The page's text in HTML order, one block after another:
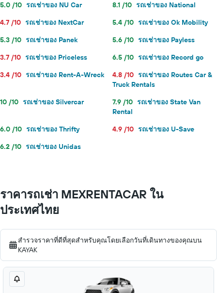
5.0 /10 รถเช่าของ NU Car 8.1 /10 รถเช่าของ National
4.7 /10 รถเช่าของ NextCar 5.4 /10 รถเช่าของ Ok Mobility
5.3 /10 รถเช่าของ Panek 5.6 /10 รถเช่าของ Payless
3.7 /10 รถเช่าของ Priceless 6.5 /10 รถเช่าของ Record go
3.4 /10 รถเช่าของ Rent-A-Wreck 4.8 /10 รถเช่าของ Routes Car &
Truck Rentals
10 /10 รถเช่าของ Silvercar 7.9 /10 รถเช่าของ State Van
Rental
6.0 /10 รถเช่าของ Thrifty 4.9 /10 รถเช่าของ U-Save
6.2 /10 รถเช่าของ Unidas
ราคารถเช่า MEXRENTACAR ใน
ประเทศไทย
สำรวจราคาที่ดีที่สุดสำหรับคุณโดยเลือกวันที่เดินทางของคุณบน
KAYAK